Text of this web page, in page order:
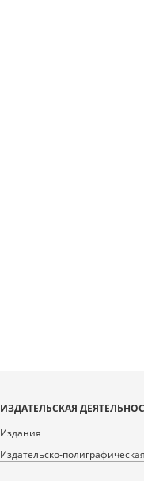
ИЗДАТЕЛЬСКАЯ
Издания
Издательско-